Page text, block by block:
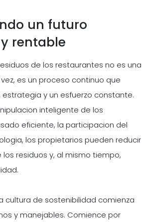
un futuro
rentable
de los restaurantes no es una
es un proceso continuo que
y un esfuerzo constante.
inteligente de los
eficiente, la participacion del
los propietarios pueden reducir
residuos y, al mismo tiempo,
cultura de sostenibilidad comienza
y manejables. Comience por